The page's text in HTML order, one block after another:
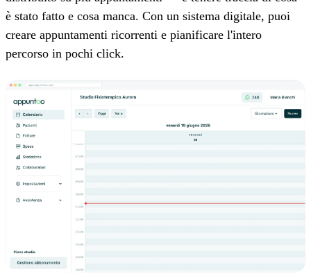
è stato fatto e cosa manca. Con un sistema digitale, puoi
creare appuntamenti ricorrenti e pianificare l'intero
percorso in pochi click.